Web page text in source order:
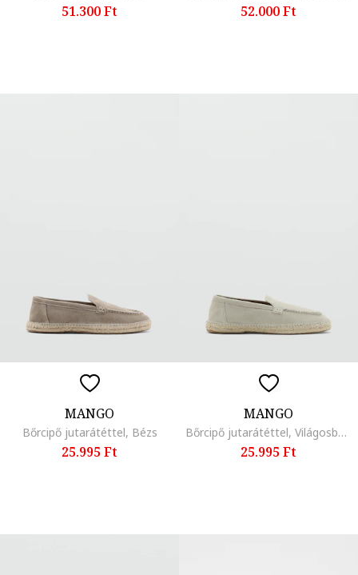
51.300 Ft 52.000 Ft
MANGO
Bőrcipő jutarátéttel, Bézs
25.995 Ft
MANGO
Bőrcipő jutarátéttel, Világosbézs
25.995 Ft